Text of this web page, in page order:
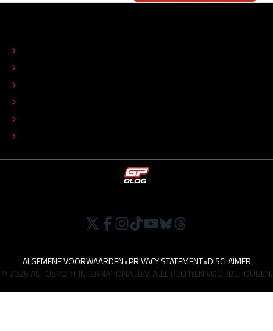
ALGEMENE VOORWAARDEN•PRIVACY STATEMENT•DISCLAIMER
© 2026 AUTOSPORT INTERNATIONAL B.V. ALLE RECHTEN VOORBEHOUDEN.